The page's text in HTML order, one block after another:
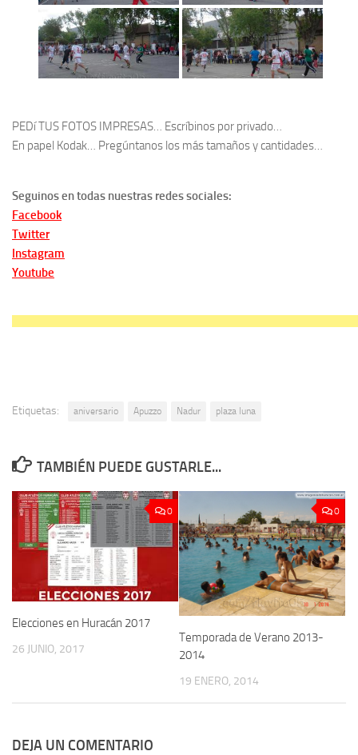
PEDí TUS FOTOS IMPRESAS… Escríbinos por privado…
En papel Kodak… Pregúntanos los más tamaños y cantidades…
Seguinos en todas nuestras redes sociales:
Facebook
Twitter
Instagram
Youtube
Etiquetas: aniversario Apuzzo Nadur plaza luna
TAMBIÉN PUEDE GUSTARLE...
0
Elecciones en Huracán 2017
26 JUNIO, 2017
0
Temporada de Verano 2013-
2014
19 ENERO, 2014
DEJA UN COMENTARIO